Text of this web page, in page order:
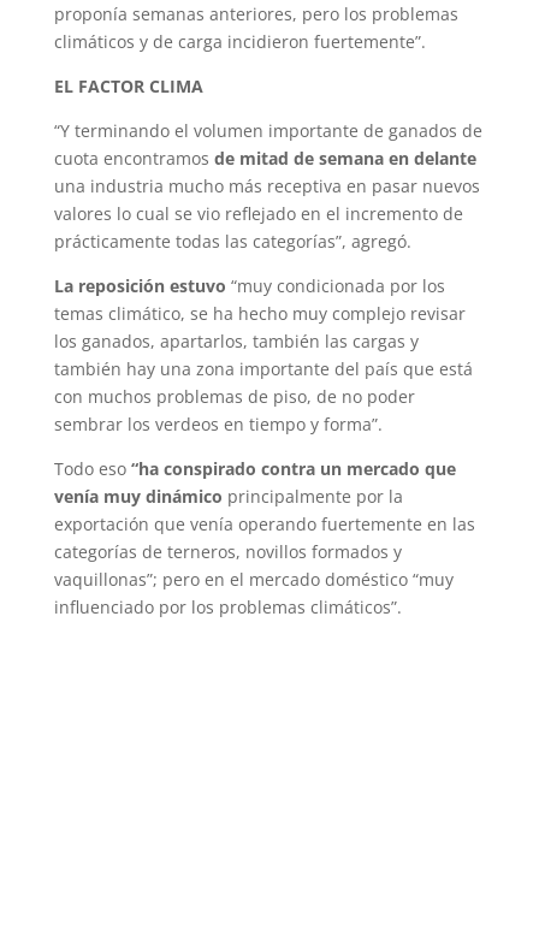
proponía semanas anteriores, pero los problemas
climáticos y de carga incidieron fuertemente”.
EL FACTOR CLIMA
“Y terminando el volumen importante de ganados de
cuota encontramos de mitad de semana en delante
una industria mucho más receptiva en pasar nuevos
valores lo cual se vio reflejado en el incremento de
prácticamente todas las categorías”, agregó.
La reposición estuvo “muy condicionada por los
temas climático, se ha hecho muy complejo revisar
los ganados, apartarlos, también las cargas y
también hay una zona importante del país que está
con muchos problemas de piso, de no poder
sembrar los verdeos en tiempo y forma”.
Todo eso “ha conspirado contra un mercado que
venía muy dinámico principalmente por la
exportación que venía operando fuertemente en las
categorías de terneros, novillos formados y
vaquillonas”; pero en el mercado doméstico “muy
influenciado por los problemas climáticos”.